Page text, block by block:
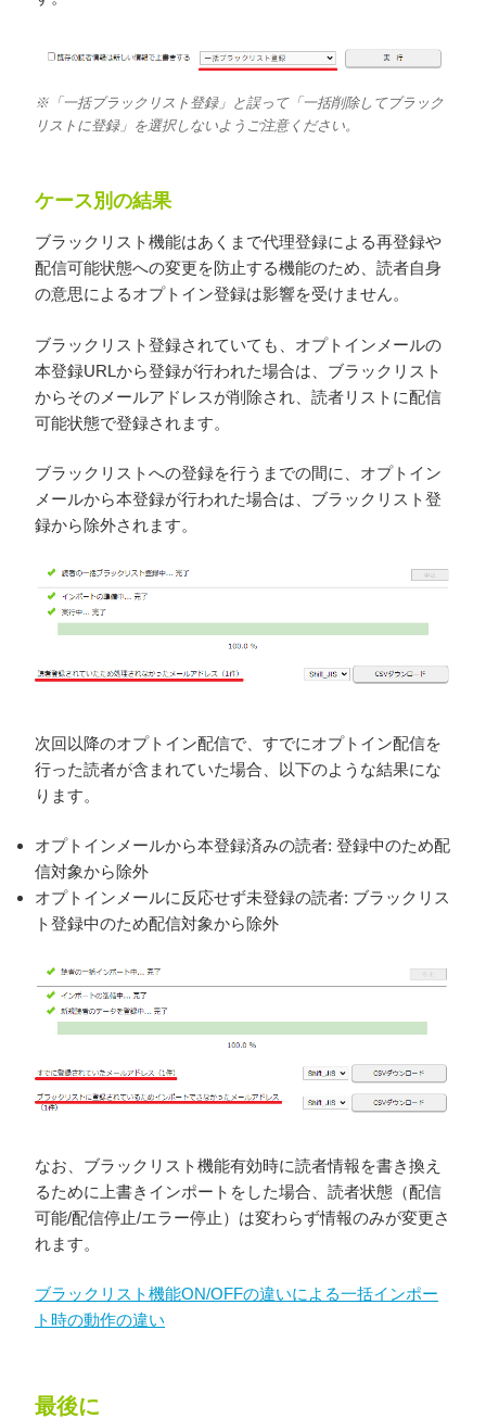
※「一括ブラックリスト登録」と誤って「一括削除してブラック
リストに登録」を選択しないようご注意ください。
ケース別の結果
ブラックリスト機能はあくまで代理登録による再登録や
配信可能状態への変更を防止する機能のため、読者自身
の意思によるオプトイン登録は影響を受けません。
ブラックリスト登録されていても、オプトインメールの
本登録URLから登録が行われた場合は、ブラックリスト
からそのメールアドレスが削除され、読者リストに配信
可能状態で登録されます。
ブラックリストへの登録を行うまでの間に、オプトイン
メールから本登録が行われた場合は、ブラックリスト登
録から除外されます。
次回以降のオプトイン配信で、すでにオプトイン配信を
行った読者が含まれていた場合、以下のような結果にな
ります。
オプトインメールから本登録済みの読者: 登録中のため配
信対象から除外
オプトインメールに反応せず未登録の読者: ブラックリス
ト登録中のため配信対象から除外
なお、ブラックリスト機能有効時に読者情報を書き換え
るために上書きイ ンポートをした場合、読者状態（配信
可能/配信停止/エラー停止）は変わらず情報のみが変更さ
れます。
ブラックリスト機能ON/OFFの違いによる一括インポー
ト時の動作の違い
最後に